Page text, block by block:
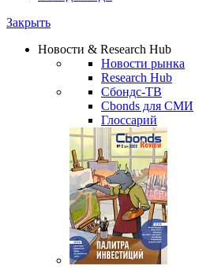
Закрыть
Новости & Research Hub
Новости рынка
Research Hub
Сбондс-ТВ
Cbonds для СМИ
Глоссарий